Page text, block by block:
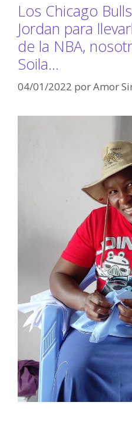
Los Chicago
Jordan para
de la NBA,
Soila…
04/01/2022 porAmor